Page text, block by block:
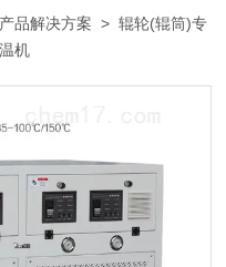
产品解决方案 >辊轮(辊筒)专
机